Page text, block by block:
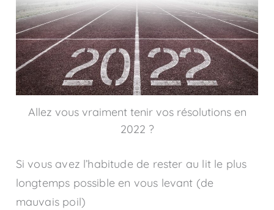
Allez vous vraiment tenir vos résolutions en
2022 ?
Si vous avez l’habitude de rester au lit le plus
longtemps possible en vous levant (de
mauvais poil)